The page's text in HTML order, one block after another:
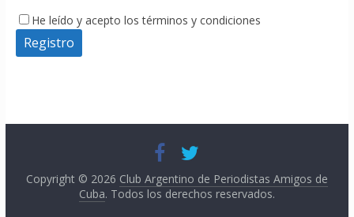
He leído y acepto los términos y condiciones
Copyright © 2026 Club Argentino de Periodistas Amigos de
Cuba. Todos los derechos reservados.